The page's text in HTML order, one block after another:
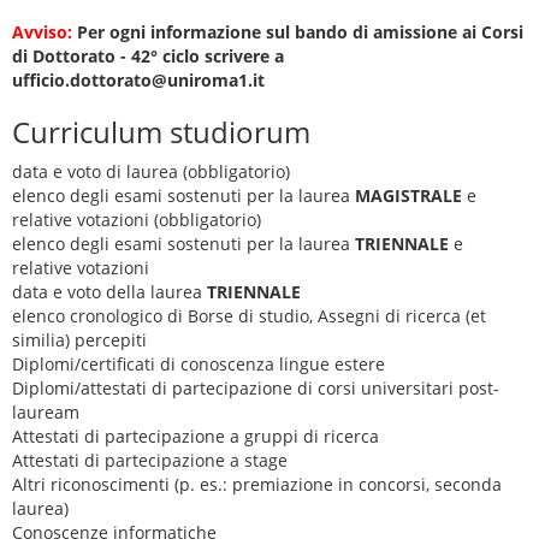
Avviso: Per ogni informazione sul bando di amissione ai Corsi
di Dottorato - 42° ciclo scrivere a
ufficio.dottorato@uniroma1.it
Curriculum studiorum
data e voto di laurea (obbligatorio)
elenco degli esami sostenuti per la laurea MAGISTRALE e
relative votazioni (obbligatorio)
elenco degli esami sostenuti per la laurea TRIENNALE e
relative votazioni
data e voto della laurea TRIENNALE
elenco cronologico di Borse di studio, Assegni di ricerca (et
similia) percepiti
Diplomi/certificati di conoscenza lingue estere
Diplomi/attestati di partecipazione di corsi universitari post-
lauream
Attestati di partecipazione a gruppi di ricerca
Attestati di partecipazione a stage
Altri riconoscimenti (p. es.: premiazione in concorsi, seconda
laurea)
Conoscenze informatiche